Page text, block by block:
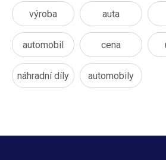
výroba auta
automobil cena
náhradní díly automobily